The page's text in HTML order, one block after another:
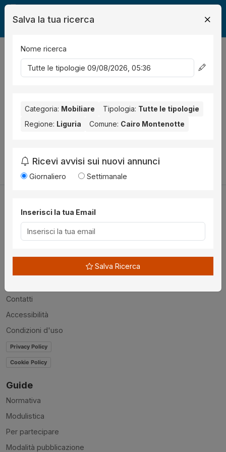
Legalmente Mobili
risultati Ordina per
Montenotte. Nessun risultato per la Provincia selezionata:
Savona
Cambia la ricerca
Utilità
Contatti
Accessibilità
Condizioni d'uso
Privacy Policy
Cookie Policy
Guide
Normativa
Modulistica
Per partecipare
Modalità pubblicazione
Salva la tua ricerca
Nome ricerca
Categoria: Mobiliare Tipologia: Tutte le tipologie
Regione: Liguria Comune: Cairo Montenotte
Ricevi avvisi sui nuovi annunci
Giornaliero Settimanale
Inserisci la tua Email
Salva Ricerca